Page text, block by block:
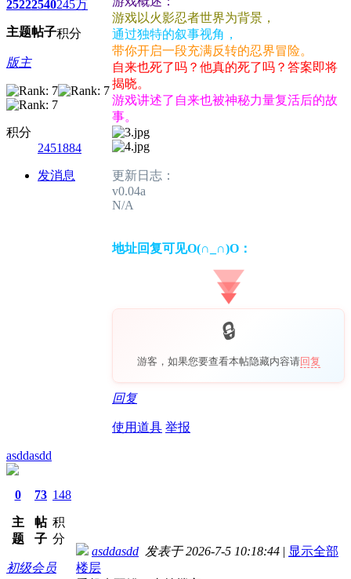
2522
主题
2540
帖子
245万
积分
版主
积分
2451884
发消息
游戏以火影忍者世界为背景，
通过独特的叙事视角，
带你开启一段充满反转的忍界冒险。
自来也死了吗？他真的死了吗？答案即将
揭晓。
游戏讲述了自来也被神秘力量复活后的故
事。
更新日志：
v0.04a
N/A
地址回复可见O(∩_∩)O：
游客，如果您要查看本帖隐藏内容请回复
回复
使用道具 举报
asddasdd
0
主
题
73
帖
子
148
积
分
初级会员
asddasdd 发表于 2026-7-5 10:18:44 | 显示全部
楼层